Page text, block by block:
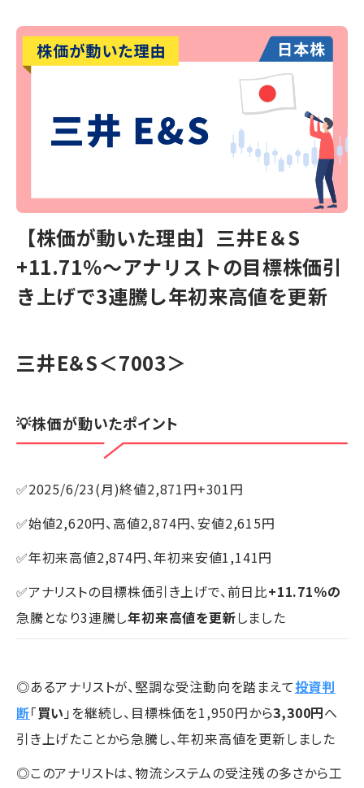
【株価が動いた理由】三井E＆S
+11.71％～アナリストの目標株価引
き上げで3連騰し年初来高値を更新
三井E＆S＜7003＞
💡株価が動いたポイント
✅2025/6/23(月)終値2,871円+301円
✅始値2,620円、高値2,874円、安値2,615円
✅年初来高値2,874円、年初来安値1,141円
✅アナリストの目標株価引き上げで、前日比+11.71％の
急騰となり3連騰し年初来高値を更新しました
◎あるアナリストが、堅調な受注動向を踏まえて投資判
断「買い 」を継続し、目標株価を1,950円から3,300円へ
引き上げたことから急騰し、年初来高値を更新しました
◎このアナリストは、物流システムの受注残の多さから工